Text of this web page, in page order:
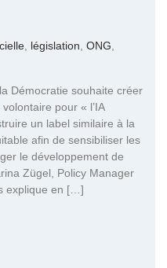
législation ONG
Démocratie souhaite créer
pour « l’IA
un label similaire à la
afin de sensibiliser les
le développement de
Zügel, Policy Manager
explique en […]